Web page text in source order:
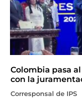
Colombia pasa
con la
Corresponsal de IPS